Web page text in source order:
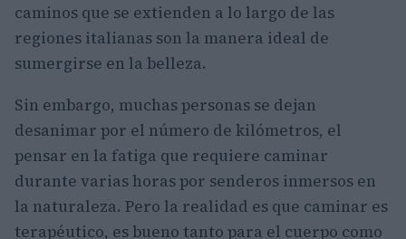
caminos que se extienden a lo largo de las
regiones italianas son la manera ideal de
sumergirse en la belleza.
Sin embargo, muchas personas se dejan
desanimar por el número de kilómetros, el
pensar en la fatiga que requiere caminar
durante varias horas por senderos inmersos en
la naturaleza. Pero la realidad es que caminar es
terapéutico, es bueno tanto para el cuerpo como